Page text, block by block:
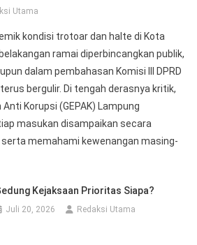
Utama
kondisi trotoar dan halte di Kota
ramai diperbincangkan publik,
dalam pembahasan Komisi III DPRD
bergulir. Di tengah derasnya kritik,
Korupsi (GEPAK) Lampung
masukan disampaikan secara
memahami kewenangan masing-
Kejaksaan Prioritas Siapa?
Juli 20, 2026 Redaksi Utama